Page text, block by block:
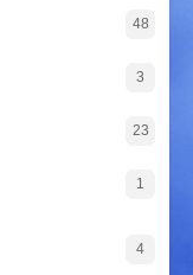
48
3
23
1
4